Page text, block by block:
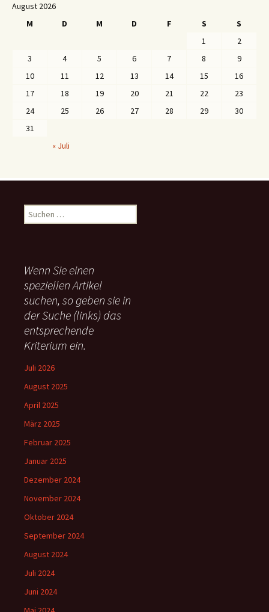
August 2026
M
D M D F S
S
1
2
3
4 5 6 7 8
9
10
11 12 13 14 15
16
17
18 19 20 21 22
23
24
25 26 27 28 29
30
31
« Juli
u
n
n
a
c
:
Wenn Sie einen
speziellen Artikel
suchen, so geben sie in
der Suche (links) das
entsprechende
Kriterium ein.
Juli 2026
August 2025
April 2025
März 2025
Februar 2025
Januar 2025
Dezember 2024
November 2024
Oktober 2024
September 2024
August 2024
Juli 2024
Juni 2024